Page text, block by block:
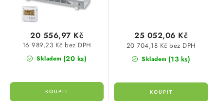
Skladem (20 ks)
16 989,23 Kč bez DPH
20 556,97 Kč
Skladem (13 ks)
20 704,18 Kč bez DPH
25 052,06 Kč